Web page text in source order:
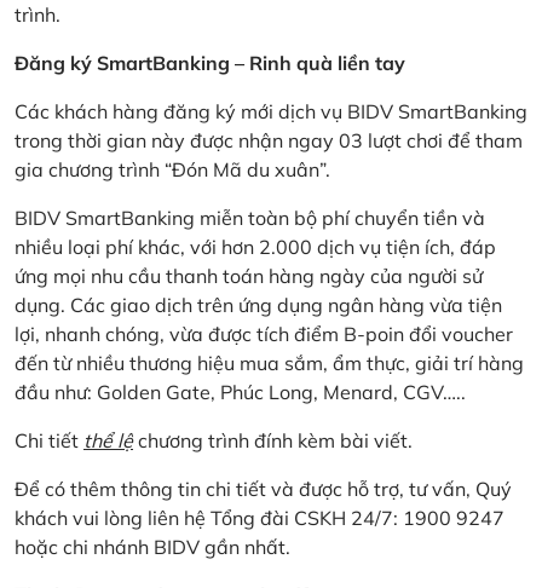
trình.
Đăng ký SmartBanking – Rinh quà liền tay
Các khách hàng đăng ký mới dịch vụ BIDV SmartBanking
trong thời gian này được nhận ngay 03 lượt chơi để tham
gia chương trình “Đón Mã du xuân”.
BIDV SmartBanking miễn toàn bộ phí chuyển tiền và
nhiều loại phí khác, với hơn 2.000 dịch vụ tiện ích, đáp
ứng mọi nhu cầu thanh toán hàng ngày của người sử
dụng. Các giao dịch trên ứng dụng ngân hàng vừa tiện
lợi, nhanh chóng, vừa được tích điểm B-poin đổi voucher
đến từ nhiều thương hiệu mua sắm, ẩm thực, giải trí hàng
đầu như: Golden Gate, Phúc Long, Menard, CGV…..
Chi tiết thể lệchương trình đính kèm bài viết.
Để có thêm thông tin chi tiết và được hỗ trợ, tư vấn, Quý
khách vui lòng liên hệ Tổng đài CSKH 24/7: 1900 9247
hoặc chi nhánh BIDV gần nhất.